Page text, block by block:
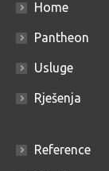
Home
Pantheon
Usluge
Rješenja
Reference